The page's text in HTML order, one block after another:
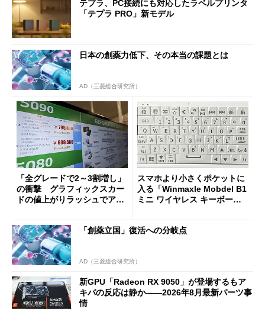
テプラ、PC接続にも対応したラベルプリンタ
「テプラ PRO」新モデル
日本の創薬力低下、その本当の課題とは
AD（三菱総合研究所）
「全グレードで2～3割増し」
の衝撃 グラフィックスカー
ドの値上がりラッシュでアキ
スマホより小さくポケットに
入る「Winmaxle Mobdel B1
ミニ ワイヤレス キーボー
「創薬立国」復活への分岐点
AD（三菱総合研究所）
新GPU「Radeon RX 9050」が登場するもア
キバの反応は静か――2026年8月最新パーツ事
情